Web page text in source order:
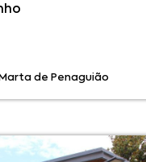
de Penaguião